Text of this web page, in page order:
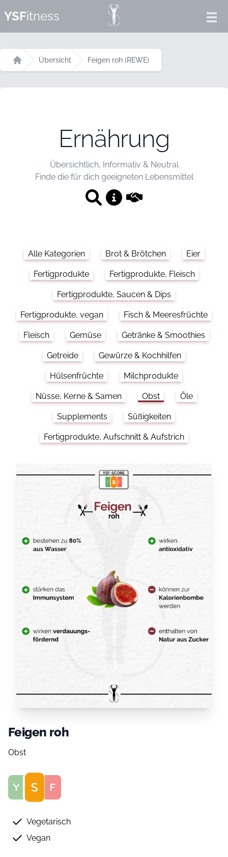
YSFitness
Startseite
Übersicht Feigen roh (REWE)
Ernährung
Übersichtlich, Informativ & Neutral
Finde die für dich geeigneten Lebensmittel
Alle Kategorien Brot & Brötchen Eier
Fertigprodukte Fertigprodukte, Fleisch
Fertigprodukte, Saucen & Dips
Fertigprodukte, vegan Fisch & Meeresfrüchte
Fleisch Gemüse Getränke & Smoothies
Getreide Gewürze & Kochhilfen
Hülsenfrüchte Milchprodukte
Nüsse, Kerne & Samen Obst Öle
Supplements Süßigkeiten
Fertigprodukte, Aufschnitt & Aufstrich
Feigen roh
Obst
Score
Vegetarisch
Vegan